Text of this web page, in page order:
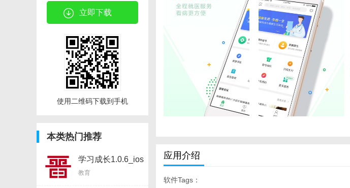
立即下载
使用二维码下载到手机
本类热门推荐
学习成长1.0.6_ios
软件
教育
应用介绍
软件Tags：